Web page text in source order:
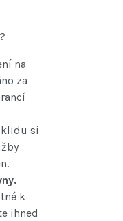
na
za
klidu si
k
ihned